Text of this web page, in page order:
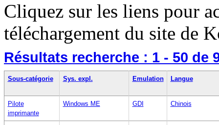
Cliquez sur les liens pour
téléchargement du site de
Résultats recherche : 1 - 50 de
Sous-catégorie Sys. expl. Emulation Langue
Pilote
imprimante
Windows ME GDI Chinois